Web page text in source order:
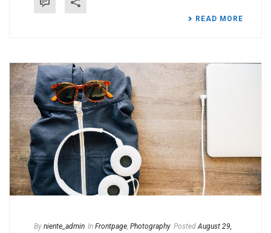
READ MORE
By niente_admin In Frontpage, Photography Posted August 29,